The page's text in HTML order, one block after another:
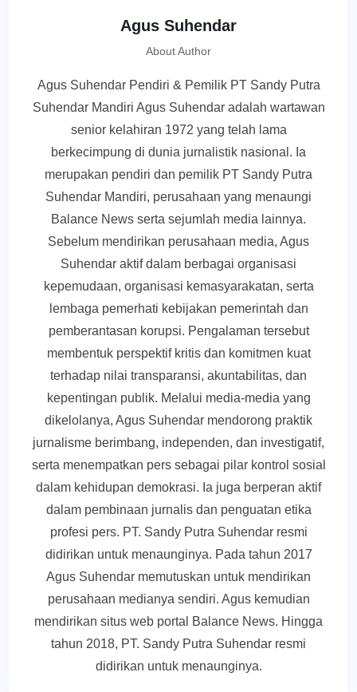
Agus Suhendar
About Author
Agus Suhendar Pendiri & Pemilik PT Sandy Putra
Suhendar Mandiri Agus Suhendar adalah wartawan
senior kelahiran 1972 yang telah lama
berkecimpung di dunia jurnalistik nasional. Ia
merupakan pendiri dan pemilik PT Sandy Putra
Suhendar Mandiri, perusahaan yang menaungi
Balance News serta sejumlah media lainnya.
Sebelum mendirikan perusahaan media, Agus
Suhendar aktif dalam berbagai organisasi
kepemudaan, organisasi kemasyarakatan, serta
lembaga pemerhati kebijakan pemerintah dan
pemberantasan korupsi. Pengalaman tersebut
membentuk perspektif kritis dan komitmen kuat
terhadap nilai transparansi, akuntabilitas, dan
kepentingan publik. Melalui media-media yang
dikelolanya, Agus Suhendar mendorong praktik
jurnalisme berimbang, independen, dan investigatif,
serta menempatkan pers sebagai pilar kontrol sosial
dalam kehidupan demokrasi. Ia juga berperan aktif
dalam pembinaan jurnalis dan penguatan etika
profesi pers. PT. Sandy Putra Suhendar resmi
didirikan untuk menaunginya. Pada tahun 2017
Agus Suhendar memutuskan untuk mendirikan
perusahaan medianya sendiri. Agus kemudian
mendirikan situs web portal Balance News. Hingga
tahun 2018, PT. Sandy Putra Suhendar resmi
didirikan untuk menaunginya.